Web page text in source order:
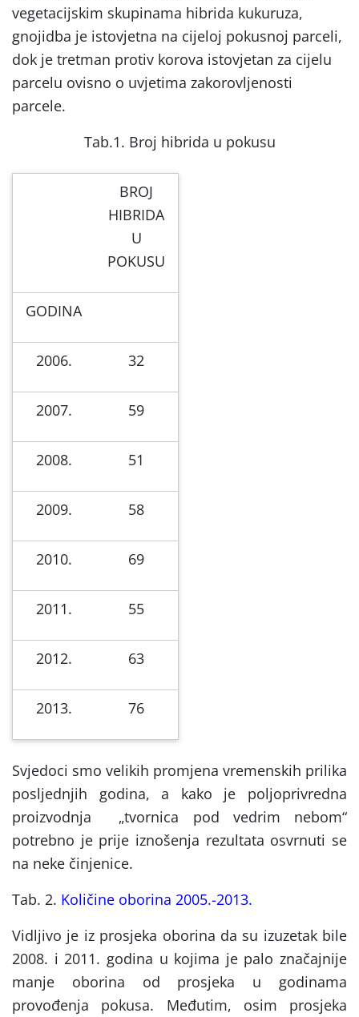
vegetacijskim skupinama hibrida kukuruza,
gnojidba je istovjetna na cijeloj pokusnoj parceli,
dok je tretman protiv korova istovjetan za cijelu
parcelu ovisno o uvjetima zakorovljenosti
parcele.
Tab.1. Broj hibrida u pokusu
BROJ
HIBRIDA
U
POKUSU
GODINA
2006. 32
2007. 59
2008. 51
2009. 58
2010. 69
2011. 55
2012. 63
2013. 76
Svjedoci smo velikih promjena vremenskih prilika
posljednjih godina, a kako je poljoprivredna
proizvodnja „tvornica pod vedrim nebom“
potrebno je prije iznošenja rezultata osvrnuti se
na neke činjenice.
Tab. 2. Količine oborina 2005.-2013.
Vidljivo je iz prosjeka oborina da su izuzetak bile
2008. i 2011. godina u kojima je palo značajnije
manje oborina od prosjeka u godinama
provođenja pokusa. Međutim, osim prosjeka